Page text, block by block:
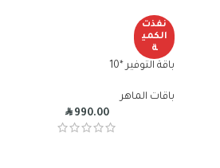
نفذت
الكمي
ة
باقة التوفير *10
باقات الماهر
R990.00